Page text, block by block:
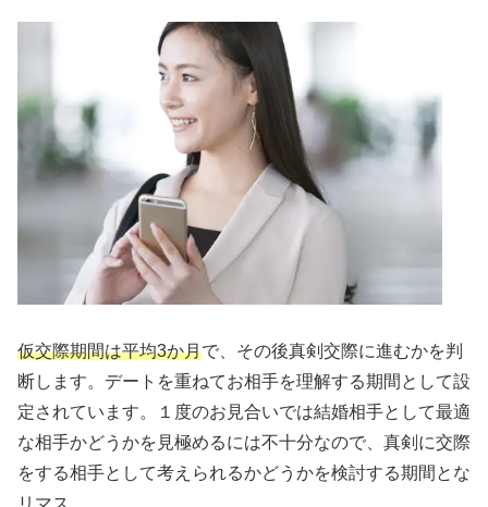
仮交際期間は平均3か月で、その後真剣交際に進むかを判
断します。デートを重ねてお相手を理解する期間として設
定されています。１度のお見合いでは結婚相手として最適
な相手かどうかを見極めるには不十分なので、真剣に交際
をする相手として考えられるかどうかを検討する期間とな
リマス。